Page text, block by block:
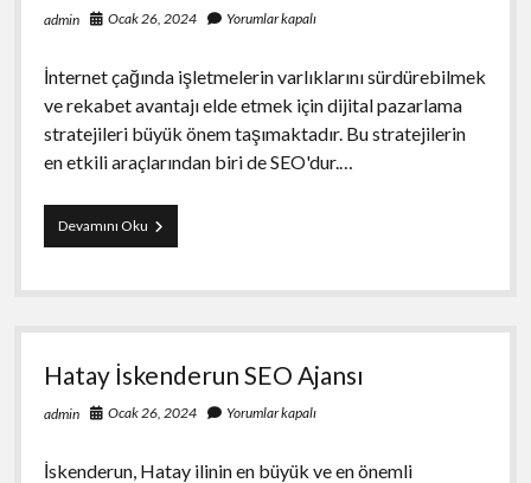
admin Ocak 26, 2024 Yorumlar kapalı
İnternet çağında işletmelerin varlıklarını sürdürebilmek
ve rekabet avantajı elde etmek için dijital pazarlama
stratejileri büyük önem taşımaktadır. Bu stratejilerin
en etkili araçlarından biri de SEO'dur.…
Devamını Okuİstanbul
Tuzla
Hizmeti
Hatay İskenderun SEO Ajansı
admin Ocak 26, 2024 Yorumlar kapalı
İskenderun, Hatay ilinin en büyük ve en önemli